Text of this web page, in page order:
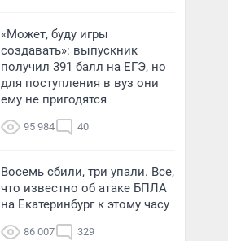
«Может, буду игры
создавать»: выпускник
получил 391 балл на ЕГЭ, но
для поступления в вуз они
ему не пригодятся
95 984 40
Восемь сбили, три упали. Все,
что известно об атаке БПЛА
на Екатеринбург к этому часу
86 007 329